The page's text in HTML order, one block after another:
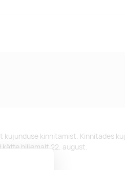
kujunduse kinnitamist. Kinnitades
hiljemalt 22. august.